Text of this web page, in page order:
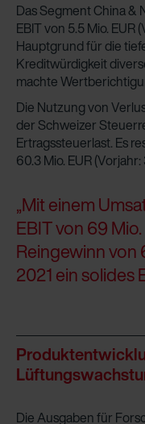
Das Segment China
EBIT von 5.5 Mio. EUR
Hauptgrund für die
Kreditwürdigkeit
machte
Die Nutzung von
der Schweizer
Ertragssteuerlast. Es
60.3 Mio. EUR (Vorjahr:
„Mit einem
EBIT von 69
Reingewinn von
2021 ein solides
Die Ausgaben für